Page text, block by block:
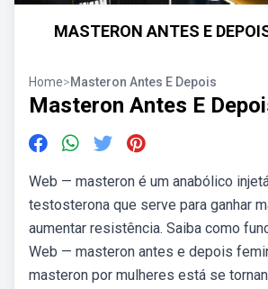
MASTERON ANTES E
Home>Masteron Antes E Depois
Masteron Antes E
Web — masteron é um anabólico
testosterona que serve para ganhar
aumentar resistência. Saiba como
Web — masteron antes e depois
masteron por mulheres está se